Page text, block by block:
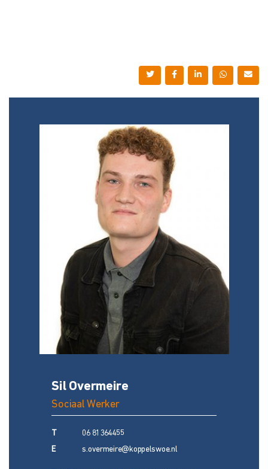
Sil Overmeire
Sociaal Werker
06 81364455
E s.overmeire@koppelswoe.nl